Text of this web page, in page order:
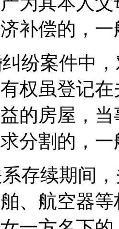
补偿的，
纷案件中
权虽登记
的房屋，
分割的，
存续期间
、航空器